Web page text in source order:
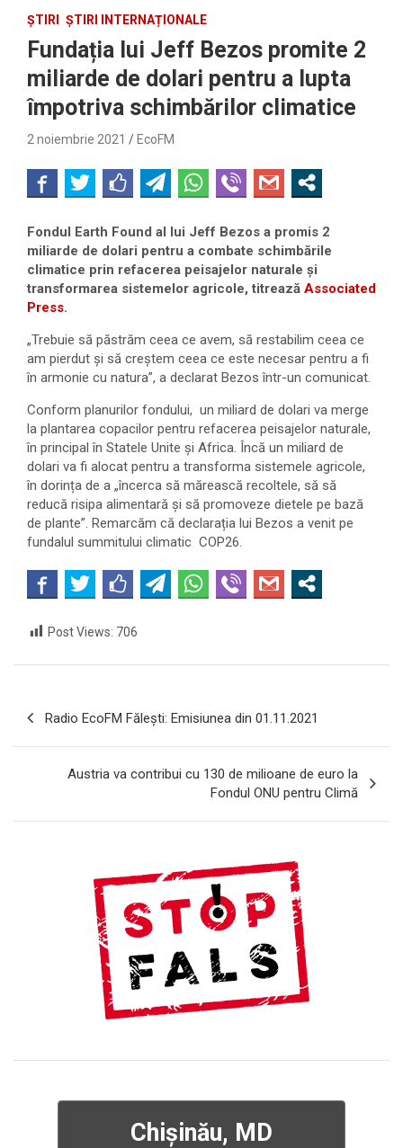
ȘTIRI ȘTIRI INTERNAȚIONALE
Fundația lui Jeff Bezos promite 2
miliarde de dolari pentru a lupta
împotriva schimbărilor climatice
2 noiembrie 2021 EcoFM
Fondul Earth Found al lui Jeff Bezos a promis 2
miliarde de dolari pentru a combate schimbările
climatice prin refacerea peisajelor naturale și
transformarea sistemelor agricole, titrează Associated
Press.
„Trebuie să păstrăm ceea ce avem, să restabilim ceea ce
am pierdut și să creștem ceea ce este necesar pentru a fi
în armonie cu natura”, a declarat Bezos într-un comunicat.
Conform planurilor fondului, un miliard de dolari va merge
la plantarea copacilor pentru refacerea peisajelor naturale,
în principal în Statele Unite și Africa. Încă un miliard de
dolari va fi alocat pentru a transforma sistemele agricole,
în dorința de a „încerca să mărească recoltele, să să
reducă risipa alimentară și să promoveze dietele pe bază
de plante”. Remarcăm că declarația lui Bezos a venit pe
fundalul summitului climatic COP26.
Post Views: 706
articole
Radio EcoFM Făleşti: Emisiunea din 01.11.2021
Austria va contribui cu 130 de milioane de euro la
Fondul ONU pentru Climă
Chișinău, MD